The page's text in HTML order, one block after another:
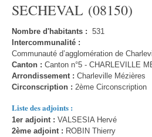
SECHEVAL (08150)
Nombre d'habitants : 531
Intercommunalité :
Communauté d’agglomération de
Canton : Canton n°5 - CHARLEVILLE
Arrondissement : Charleville Mézières
Circonscription : 2ème Circonscription
Liste des adjoints :
1er adjoint : VALSESIA Hervé
2ème adjoint : ROBIN Thierry